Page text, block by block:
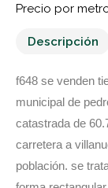
Precio por
Descripción
f648 se venden
municipal de
catastrada de
carretera a
población. se